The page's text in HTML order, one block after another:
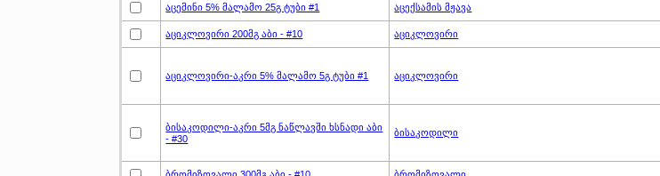
აცემინი 5% მალამო 25გ ტუბი #1 აცექსამის მჟავა
აციკლოვირი 200მგ აბი - #10 აციკლოვირი
აციკლოვირი-აკრი 5% მალამო 5გ ტუბი #1 აციკლოვირი
ბისაკოდილი-აკრი 5მგ ნაწლავში ხსნადი აბი
- #30
ბისაკოდილი